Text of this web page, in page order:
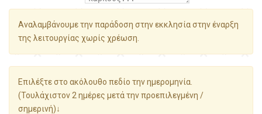
Αναλαμβάνουμε την παράδοση στην εκκλησία στην έναρξη
της λειτουργίας χωρίς χρέωση.
Επιλέξτε στο ακόλουθο πεδίο την ημερομηνία.
(Τουλάχιστον 2 ημέρες μετά την προεπιλεγμένη /
σημερινή)↓